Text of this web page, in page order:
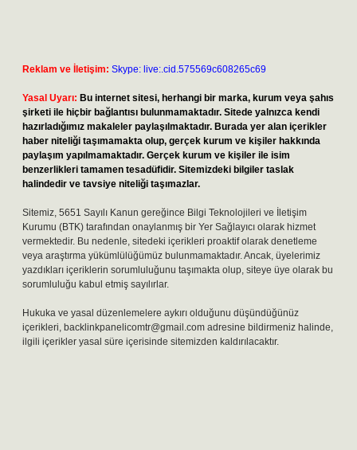
Reklam ve İletişim: Skype: live:.cid.575569c608265c69
Yasal Uyarı: Bu internet sitesi, herhangi bir marka, kurum veya şahıs
şirketi ile hiçbir bağlantısı bulunmamaktadır. Sitede yalnızca kendi
hazırladığımız makaleler paylaşılmaktadır. Burada yer alan içerikler
haber niteliği taşımamakta olup, gerçek kurum ve kişiler hakkında
paylaşım yapılmamaktadır. Gerçek kurum ve kişiler ile isim
benzerlikleri tamamen tesadüfidir. Sitemizdeki bilgiler taslak
halindedir ve tavsiye niteliği taşımazlar.
Sitemiz, 5651 Sayılı Kanun gereğince Bilgi Teknolojileri ve İletişim
Kurumu (BTK) tarafından onaylanmış bir Yer Sağlayıcı olarak hizmet
vermektedir. Bu nedenle, sitedeki içerikleri proaktif olarak denetleme
veya araştırma yükümlülüğümüz bulunmamaktadır. Ancak, üyelerimiz
yazdıkları içeriklerin sorumluluğunu taşımakta olup, siteye üye olarak bu
sorumluluğu kabul etmiş sayılırlar.
Hukuka ve yasal düzenlemelere aykırı olduğunu düşündüğünüz
içerikleri, backlinkpanelicomtr@gmail.com adresine bildirmeniz halinde,
ilgili içerikler yasal süre içerisinde sitemizden kaldırılacaktır.